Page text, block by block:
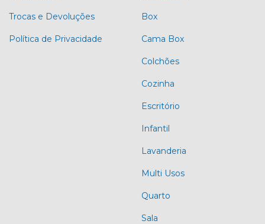
Trocas e Devoluções
Política de Privacidade
Box
Cama Box
Colchões
Cozinha
Escritório
Infantil
Lavanderia
Multi Usos
Quarto
Sala